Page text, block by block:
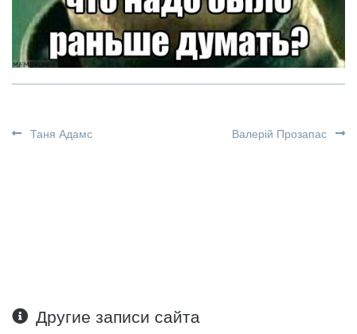
Таня Адамс Валерій Прозапас
Другие записи сайта